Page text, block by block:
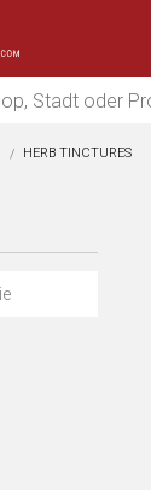
HERB TINCTURES